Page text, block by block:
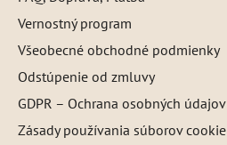
Vernostný program
Všeobecné obchodné podmienky
Odstúpenie od zmluvy
GDPR – Ochrana osobných údajov
Zásady používania súborov cookie